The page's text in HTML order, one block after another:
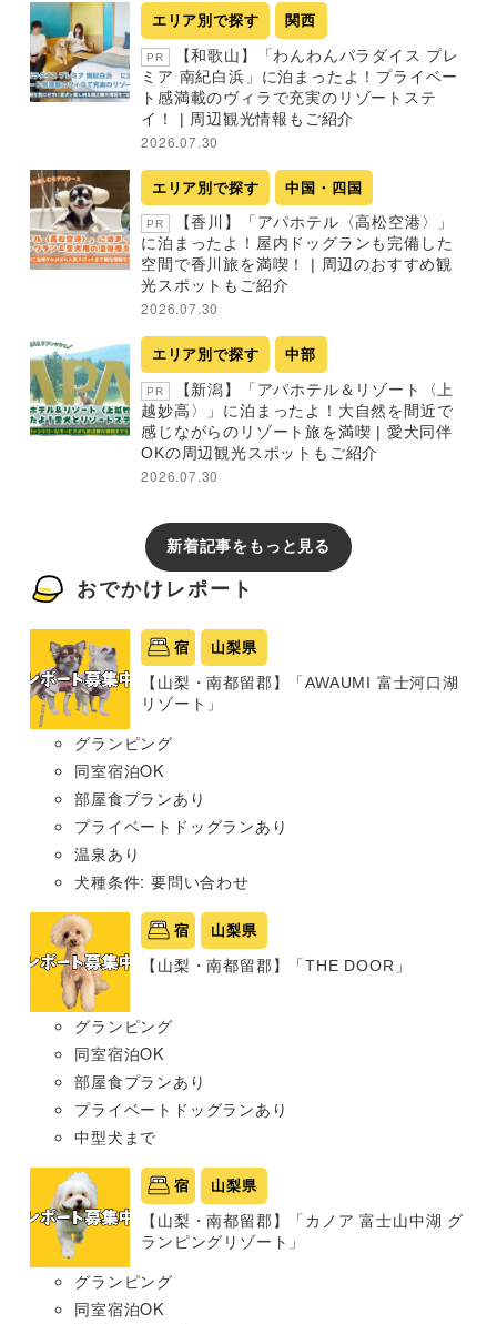
エリア別で探す 関西
PR
【和歌山】「わんわんパラダイス プレ
ミア 南紀白浜」に泊まったよ！プライベー
ト感満載のヴィラで充実のリゾートステ
イ！ | 周辺観光情報もご紹介
2026.07.30
エリア別で探す 中国・四国
PR
【香川】「アパホテル〈高松空港〉」
に泊まったよ！屋内ドッグランも完備した
空間で香川旅を満喫！ | 周辺のおすすめ観
光スポットもご紹介
2026.07.30
エリア別で探す 中部
PR
【新潟】「アパホテル＆リゾート〈上
越妙高〉」に泊まったよ！大自然を間近で
感じながらのリゾート旅を満喫 | 愛犬同伴
OKの周辺観光スポットもご紹介
2026.07.30
新着記事をもっと見る
おでかけレポート
宿 山梨県
【山梨・南都留郡】「AWAUMI 富士河口湖
リゾート」
グランピング
同室宿泊OK
部屋食プランあり
プライベートドッグランあり
温泉あり
犬種条件: 要問い合わせ
宿 山梨県
【山梨・南都留郡】「THE DOOR」
グランピング
同室宿泊OK
部屋食プランあり
プライベートドッグランあり
中型犬まで
宿 山梨県
【山梨・南都留郡】「カノア 富士山中湖 グ
ランピングリゾート」
グランピング
同室宿泊OK